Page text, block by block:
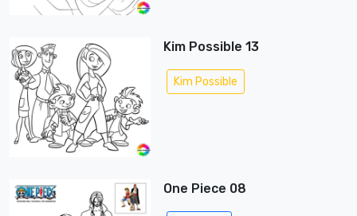
Kim Possible 13
Kim Possible
One Piece 08